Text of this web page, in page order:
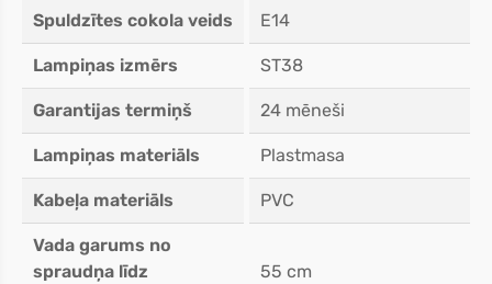
Spuldzītes cokola veids E14
Lampiņas izmērs ST38
Garantijas termiņš 24 mēneši
Lampiņas materiāls Plastmasa
Kabeļa materiāls PVC
Vada garums no
spraudņa līdz
55 cm